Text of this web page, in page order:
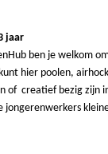
jaar
ben je welkom
hier poolen,
of creatief bezig zijn
jongerenwerkers